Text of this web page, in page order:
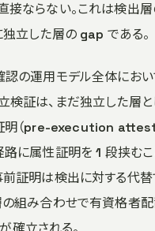
接ならない。これは検出
独立した層の gap である。
認の運用モデル全体におい
検証は、まだ独立した層
明（pre-execution
路に属性証明を 1 段挟むこ
前証明は検出に対する代替
の組み合わせで有資格者